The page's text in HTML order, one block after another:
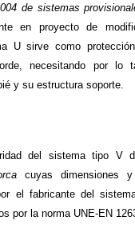
de sistemas
en proyecto de
U sirve como
necesitando por lo
y su estructura soporte.
del sistema tipo V
cuyas dimensiones
el fabricante del
por la norma UNE-EN